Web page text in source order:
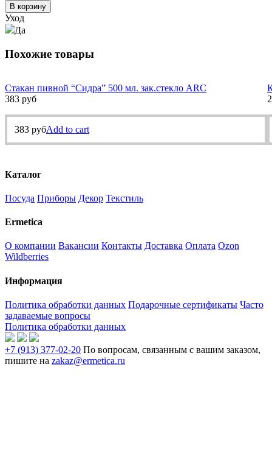
В корзину
Уход
Да
Похожие товары
Стакан пивной “Сидра” 500 мл. зак.стекло ARC
383 руб
383 рубAdd to cart
Каталог
Посуда Приборы Декор Текстиль
Ermetica
О компании Вакансии Контакты Доставка Оплата Ozon
Wildberries
Информация
Политика обработки данных Подарочные сертификаты Часто
задаваемые вопросы
Политика обработки данных
+7 (913) 377-02-20 По вопросам, связанным с вашим заказом,
пишите на zakaz@ermetica.ru